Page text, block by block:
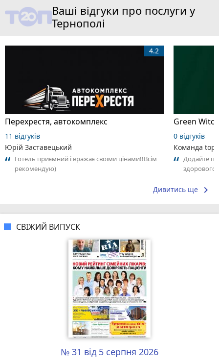
Ваші відгуки про послуги у
Тернополі
Перехрестя, автокомплекс
4.2
11 відгуків
Юрій Заставецький
Готель приємний і вражає своїми цінами!!Всім
рекомендую)
Green
0 відгуків
Команда
Додайте
здорового
Дивитись ще keyboard_arrow_right
СВІЖИЙ ВИПУСК
№ 31 від 5 серпня 2026